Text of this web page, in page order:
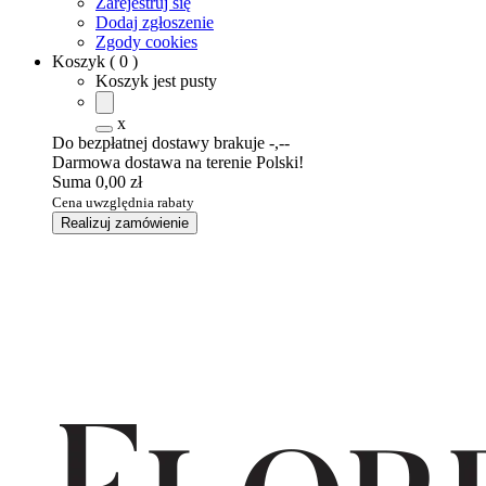
Dodaj zgłoszenie
Zgody cookies
Koszyk ( 0 )
Koszyk jest pusty
x
Do bezpłatnej dostawy brakuje -,--
Darmowa dostawa na terenie Polski!
Suma 0,00 zł
Cena uwzględnia rabaty
Realizuj zamówienie